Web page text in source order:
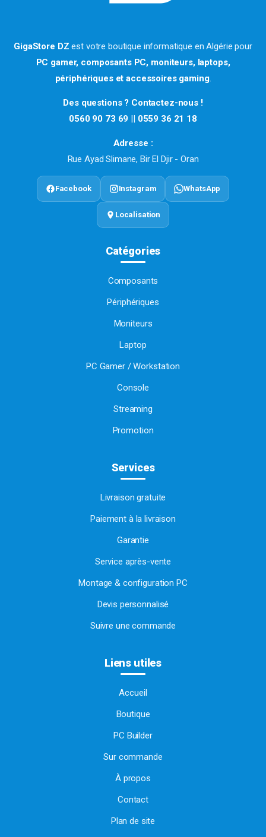
GigaStore DZ est votre boutique informatique en Algérie pour
PC gamer, composants PC, moniteurs, laptops,
périphériques et accessoires gaming.
Des questions ? Contactez-nous !
0560 90 73 69 || 0559 36 21 18
Adresse :
Rue Ayad Slimane, Bir El Djir - Oran
Facebook Instagram WhatsApp
Localisation
Catégories
Composants
Périphériques
Moniteurs
Laptop
PC Gamer / Workstation
Console
Streaming
Promotion
Services
Livraison gratuite
Paiement à la livraison
Garantie
Service après-vente
Montage & configuration PC
Devis personnalisé
Suivre une commande
Liens utiles
Accueil
Boutique
PC Builder
Sur commande
À propos
Contact
Plan de site